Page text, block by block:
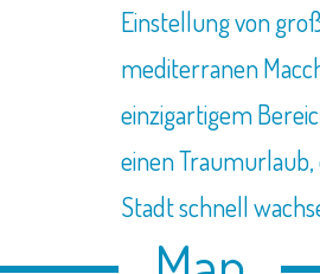
Einstellung von
mediterranen
einzigartigem
einen
Stadt schnell